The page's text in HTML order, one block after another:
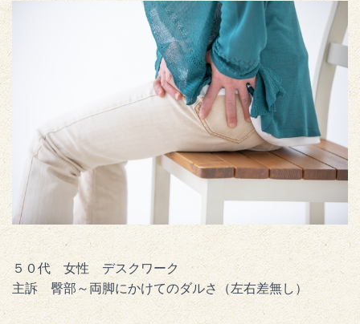
５０代 女性 デスクワーク
主訴 臀部～両脚にかけてのダルさ（左右差無し）